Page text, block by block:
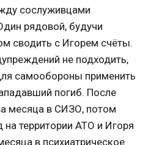
сослуживцами
рядовой, будучи
сводить с Игорем счёты.
не подходить,
самообороны применить
погиб. После
месяца в СИЗО, потом
территории АТО и Игоря
в психиатрическое